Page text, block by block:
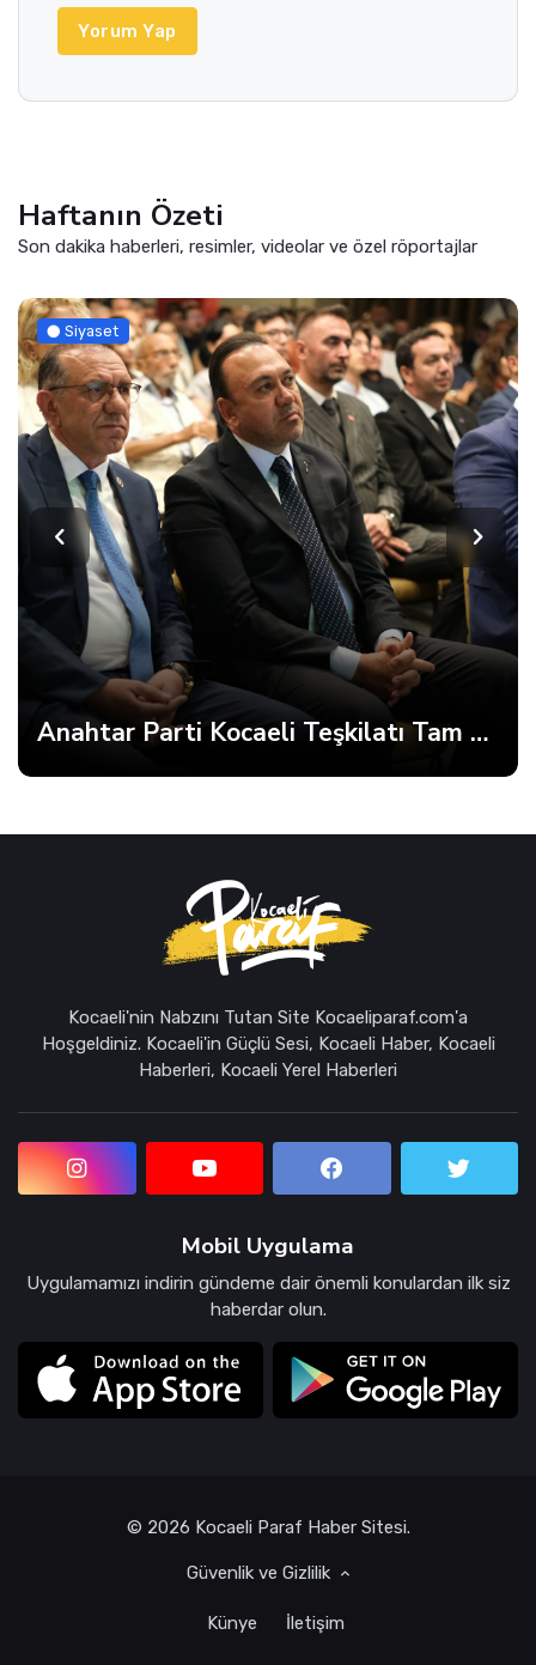
Yorum Yap
Haftanın Özeti
Son dakika haberleri, resimler, videolar ve özel röportajlar
Anahtar Parti Kocaeli Teşkilatı Tam Kadro Toplandı
Kocaeli'nin Nabzını Tutan Site Kocaeliparaf.com'a
Hoşgeldiniz. Kocaeli'in Güçlü Sesi, Kocaeli Haber, Kocaeli
Haberleri, Kocaeli Yerel Haberleri
Mobil Uygulama
Uygulamamızı indirin gündeme dair önemli konulardan ilk siz
haberdar olun.
© 2026 Kocaeli Paraf Haber Sitesi.
Güvenlik ve Gizlilik
Künye İletişim